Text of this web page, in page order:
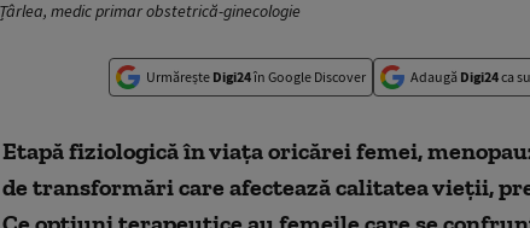
medic primar obstetrică-ginecologie
Urmărește Digi24în Google Discover Adaugă Digi24ca
Etapă fiziologică în viața oricărei femei,
de transformări care afectează calitatea vieții,